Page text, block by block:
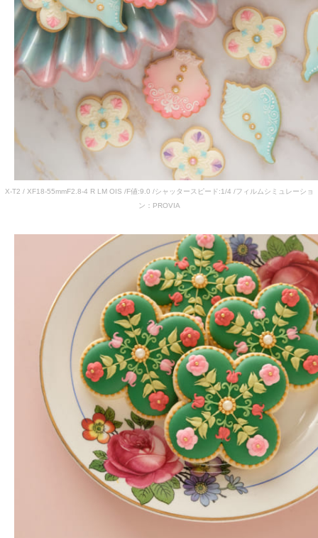
X-T2 / XF18-55mmF2.8-4 R LM OIS /F値:9.0 /シャッタースピード:1/4 /フィルムシミュレーショ
ン：PROVIA